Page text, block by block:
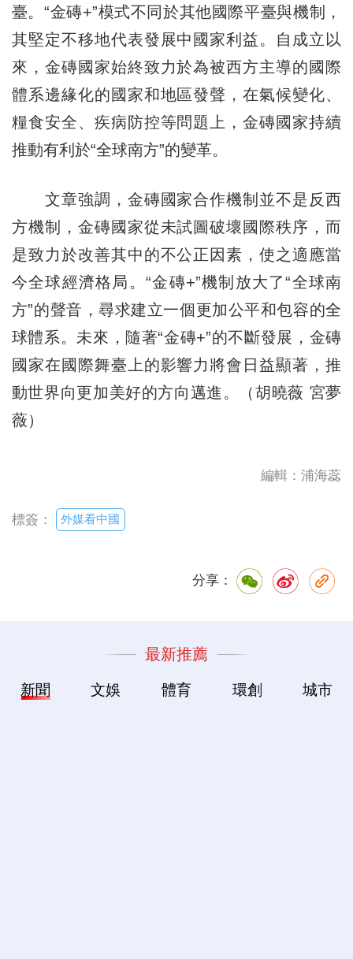
臺。“金磚+”模式不同於其他國際平臺與機制，
其堅定不移地代表發展中國家利益。自成立以
來，金磚國家始終致力於為被西方主導的國際
體系邊緣化的國家和地區發聲，在氣候變化、
糧食安全、疾病防控等問題上，金磚國家持續
推動有利於“全球南方”的變革。
文章強調，金磚國家合作機制並不是反西
方機制，金磚國家從未試圖破壞國際秩序，而
是致力於改善其中的不公正因素，使之適應當
今全球經濟格局。“金磚+”機制放大了“全球南
方”的聲音，尋求建立一個更加公平和包容的全
球體系。未來，隨著“金磚+”的不斷發展，金磚
國家在國際舞臺上的影響力將會日益顯著，推
動世界向更加美好的方向邁進。（胡曉薇 宮夢
薇）
編輯：浦海蕊
標簽： 外媒看中國
分享：
最新推薦
新聞 文娛 體育 環創 城市